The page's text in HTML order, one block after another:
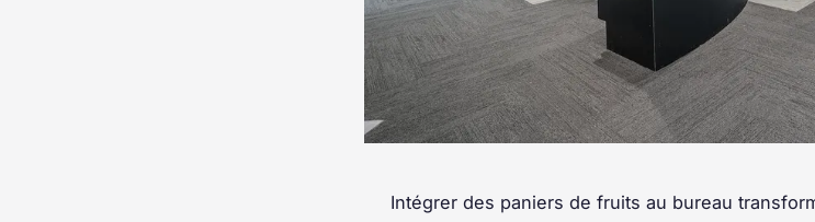
Intégrer des paniers de fruits au bureau